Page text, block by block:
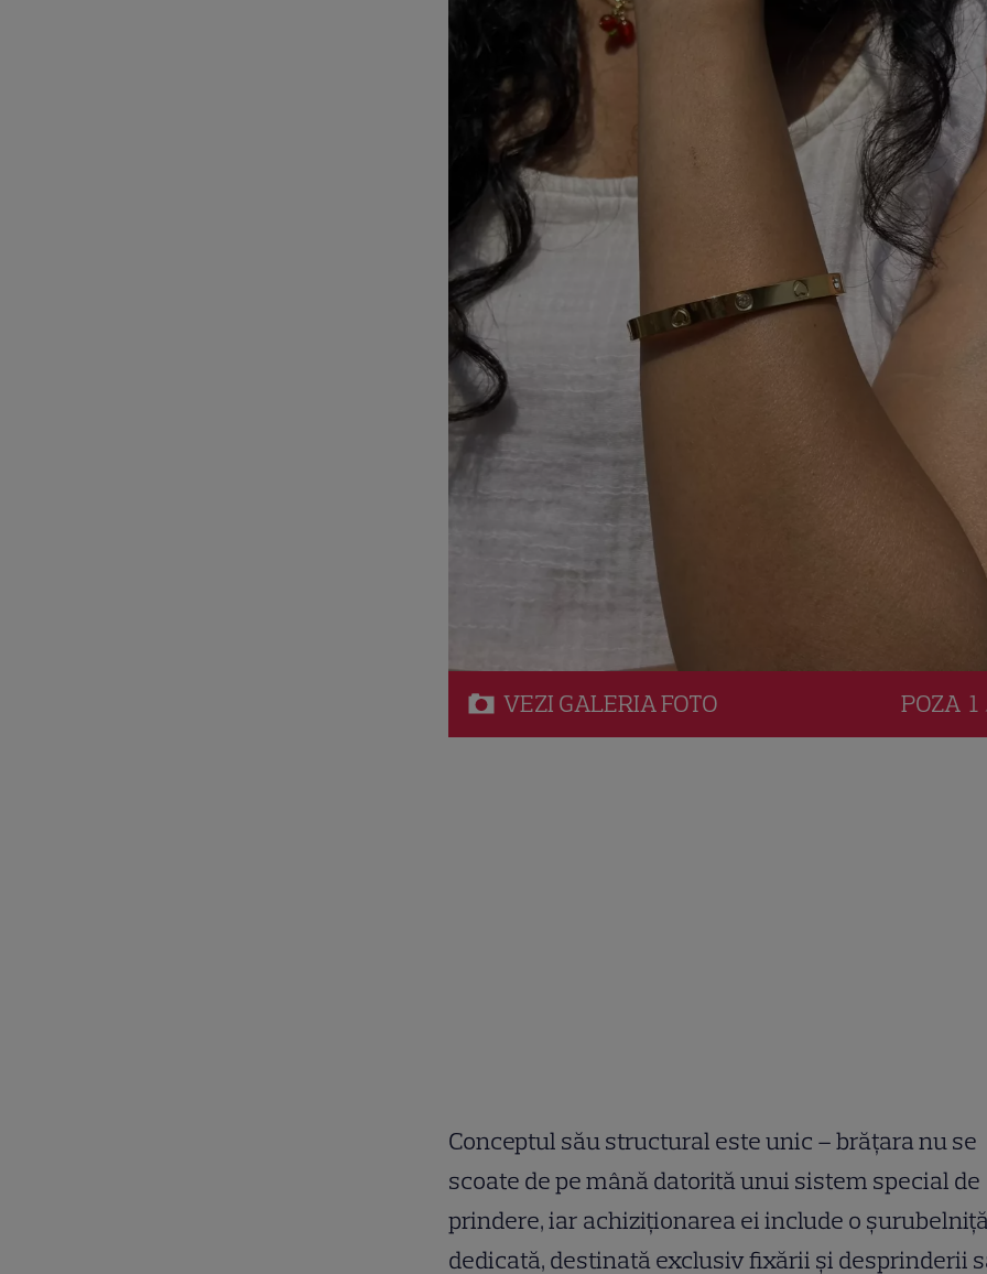
VEZI GALERIAFOTO POZA 1
Conceptul său structural este unic – brățara nu se
scoate de pe mână datorită unui sistem special de
prindere, iar achiziționarea ei include o
dedicată, destinată exclusiv fixării și desprinderii